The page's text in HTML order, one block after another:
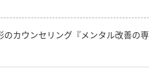
のカウンセリング『メンタル改善の